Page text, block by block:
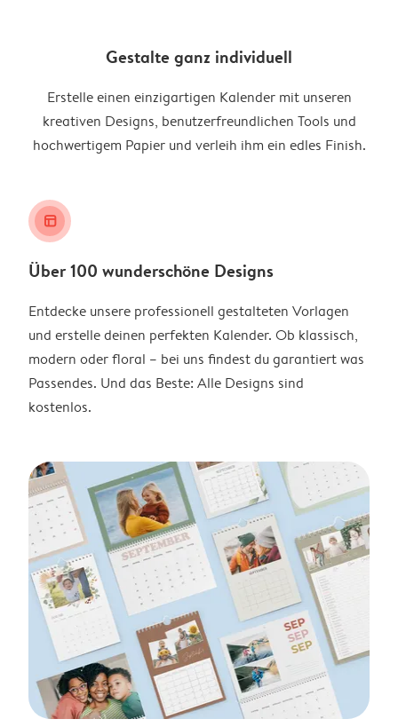
Gestalte ganz individuell
Erstelle einen einzigartigen Kalender mit unseren
kreativen Designs, benutzerfreundlichen Tools und
hochwertigem Papier und verleih ihm ein edles Finish.
layout_alt
Über 100 wunderschöne Designs
Entdecke unsere professionell gestalteten Vorlagen
und erstelle deinen perfekten Kalender. Ob klassisch,
modern oder floral – bei uns findest du garantiert was
Passendes. Und das Beste: Alle Designs sind
kostenlos.